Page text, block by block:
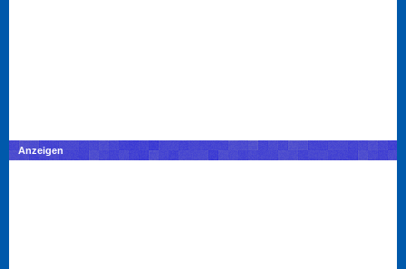
Anzeigen